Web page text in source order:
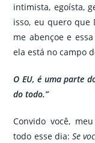
intimista, egoísta,
isso, eu quero que
me abençoe e
ela está no campo
O EU, é uma parte
do todo.”
Convido você,
todo esse dia:Se